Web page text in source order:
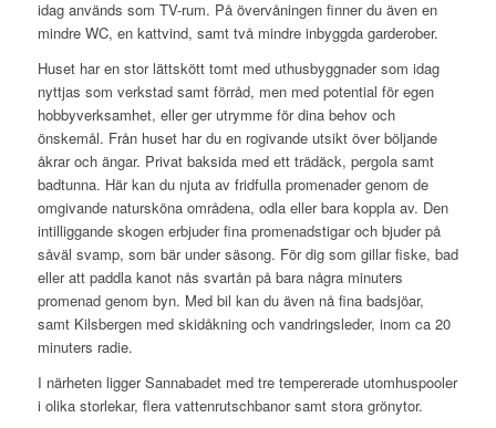
idag används som TV-rum. På övervåningen finner du även en
mindre WC, en kattvind, samt två mindre inbyggda garderober.
Huset har en stor lättskött tomt med uthusbyggnader som idag
nyttjas som verkstad samt förråd, men med potential för egen
hobbyverksamhet, eller ger utrymme för dina behov och
önskemål. Från huset har du en rogivande utsikt över böljande
åkrar och ängar. Privat baksida med ett trädäck, pergola samt
badtunna. Här kan du njuta av fridfulla promenader genom de
omgivande natursköna områdena, odla eller bara koppla av. Den
intilliggande skogen erbjuder fina promenadstigar och bjuder på
såväl svamp, som bär under säsong. För dig som gillar fiske, bad
eller att paddla kanot nås svartån på bara några minuters
promenad genom byn. Med bil kan du även nå fina badsjöar,
samt Kilsbergen med skidåkning och vandringsleder, inom ca 20
minuters radie.
I närheten ligger Sannabadet med tre tempererade utomhuspooler
i olika storlekar, flera vattenrutschbanor samt stora grönytor.